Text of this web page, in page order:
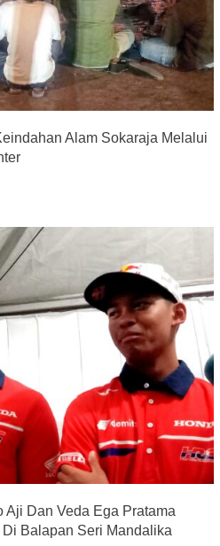
Alam Sokaraja Melalui
Aji Dan Veda Ega Pratama
Balapan Seri Mandalika